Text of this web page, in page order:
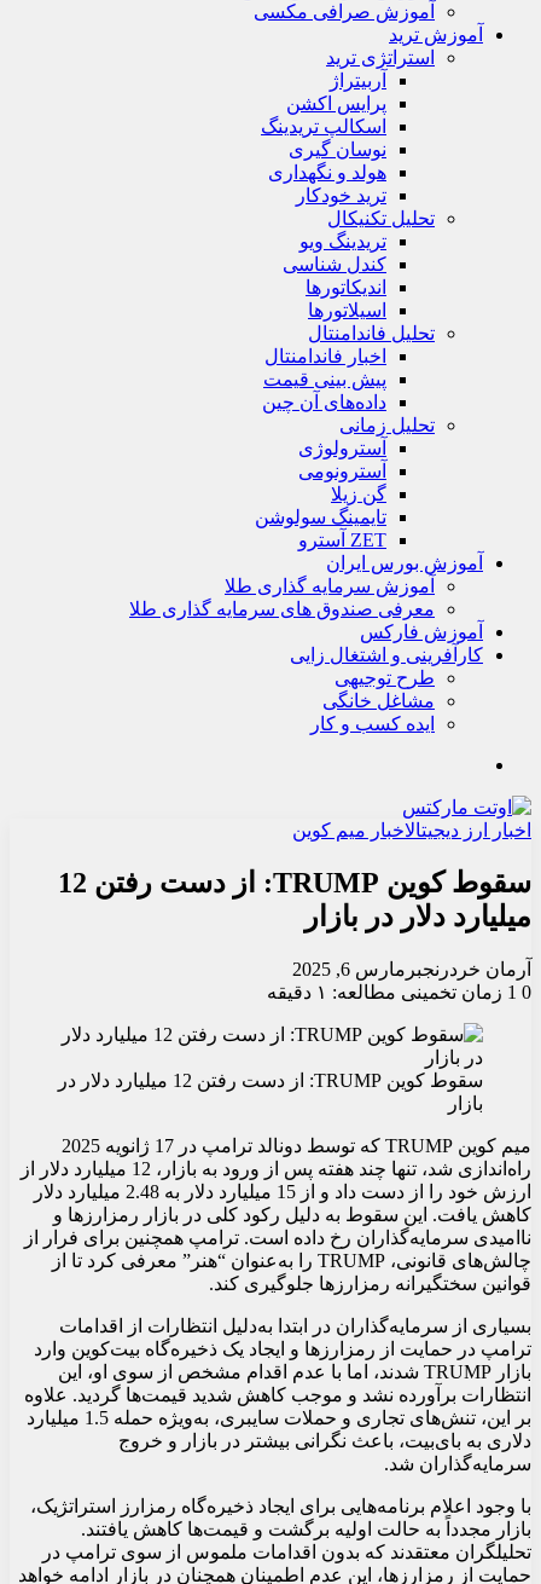
آموزش صرافی مکسی
آموزش ترید
استراتژی‌ ترید
آربیتراژ
پرایس اکشن
اسکالپ تریدینگ
نوسان گیری
هولد و نگهداری
ترید خودکار
تحلیل تکنیکال
تریدینگ ویو
کندل شناسی
اندیکاتورها
اسیلاتورها
تحلیل فاندامنتال
اخبار فاندامنتال
پیش بینی قیمت
داده‌های آن چین
تحلیل زمانی
آسترولوژی
آسترونومی
گن زیلا
تايمينگ سولوشن
ZET آسترو
آموزش بورس ایران
آموزش سرمایه گذاری طلا
معرفی صندوق های سرمایه گذاری طلا
آموزش فارکس
کارآفرینی و اشتغال زایی
طرح توجیهی
مشاغل خانگی
ایده کسب و کار
اخبار ارز دیجیتالاخبار میم کوین
سقوط کوین TRUMP: از دست رفتن 12
میلیارد دلار در بازار
آرمان خردرنجبر مارس 6, 2025
0
زمان تخمینی مطالعه: ۱ دقیقه
سقوط کوین TRUMP: از دست رفتن 12 میلیارد دلار در
بازار
میم کوین TRUMP که توسط دونالد ترامپ در 17 ژانویه 2025
راه‌اندازی شد، تنها چند هفته پس از ورود به بازار، 12 میلیارد دلار از
ارزش خود را از دست داد و از 15 میلیارد دلار به 2.48 میلیارد دلار
کاهش یافت. این سقوط به دلیل رکود کلی در بازار رمزارزها و
ناامیدی سرمایه‌گذاران رخ داده است. ترامپ همچنین برای فرار از
چالش‌های قانونی، TRUMP را به‌عنوان “هنر” معرفی کرد تا از
قوانین سختگیرانه رمزارزها جلوگیری کند.
بسیاری از سرمایه‌گذاران در ابتدا به‌دلیل انتظارات از اقدامات
ترامپ در حمایت از رمزارزها و ایجاد یک ذخیره‌گاه بیت‌کوین وارد
بازار TRUMP شدند، اما با عدم اقدام مشخص از سوی او، این
انتظارات برآورده نشد و موجب کاهش شدید قیمت‌ها گردید. علاوه
بر این، تنش‌های تجاری و حملات سایبری، به‌ویژه حمله 1.5 میلیارد
دلاری به بای‌بیت، باعث نگرانی بیشتر در بازار و خروج
سرمایه‌گذاران شد.
با وجود اعلام برنامه‌هایی برای ایجاد ذخیره‌گاه رمزارز استراتژیک،
بازار مجدداً به حالت اولیه برگشت و قیمت‌ها کاهش یافتند.
تحلیلگران معتقدند که بدون اقدامات ملموس از سوی ترامپ در
حمایت از رمزارزها، این عدم اطمینان همچنان در بازار ادامه خواهد